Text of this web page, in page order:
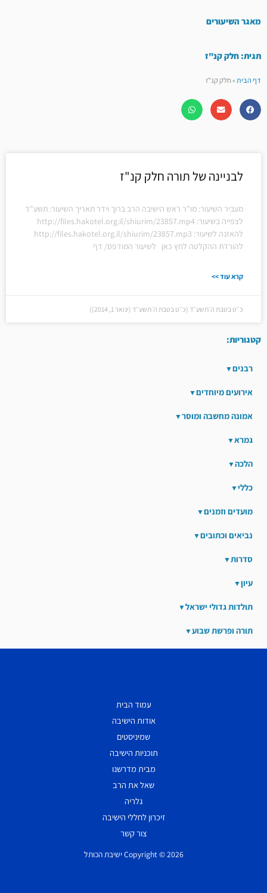
מאגר השיעורים
תגית: חלק קנ"ז
דף הבית»חלק קנ"ז
לבניינה של תורה חלק קנ"ז
מעביר השיעור: מו"ר ראש הישיבה הרב ברוך וידר תאריך השיעור: תשע"ד
לצפייה בשיעור: http://files.hakotel.org.il/shiurim/23857.mp4
להאזנה לשיעור: http://files.hakotel.org.il/shiurim/23857.mp3
להורדת ההקלטה לחץ כאן לשיעור המודפס/ דף
קרא עוד >>
כ״ט בטבת ה׳תשע״ד (כ״ט בטבת ה׳תשע״ד (ינואר 1, 2014))
קטגוריות:
רבנים
אירועים מיוחדים
אמונה מחשבה ומוסר
גמרא
הלכה
כללי
מועדים וזמנים
נביאים וכתובים
סדרות
עיון
תולדות גדולי ישראל
תורה ופרשת שבוע
עמוד הבית
אודות הישיבה
שמיניסטים
תוכניות הישיבה
מבית מדרשנו
שאל את הרב
גלריה
זיכרון לחללי הישיבה
צור קשר
Copyright © 2026 ישיבת הכותל